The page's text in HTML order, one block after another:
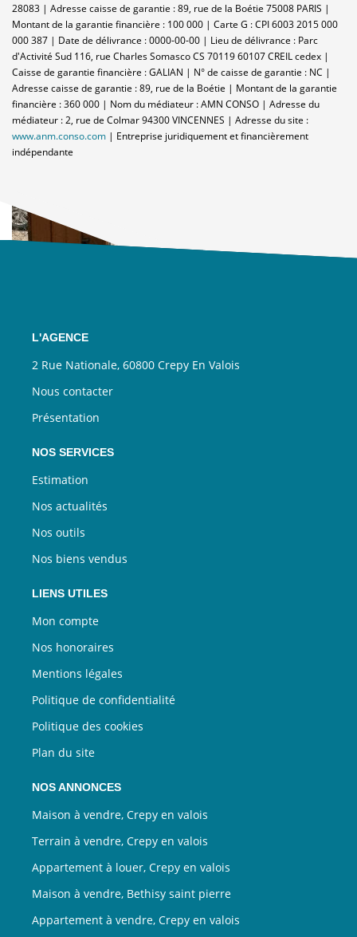
28083 | Adresse caisse de garantie : 89, rue de la Boétie 75008 PARIS |
Montant de la garantie financière : 100 000 | Carte G : CPI 6003 2015 000
000 387 | Date de délivrance : 0000-00-00 | Lieu de délivrance : Parc
d'Activité Sud 116, rue Charles Somasco CS 70119 60107 CREIL cedex |
Caisse de garantie financière : GALIAN | N° de caisse de garantie : NC |
Adresse caisse de garantie : 89, rue de la Boétie | Montant de la garantie
financière : 360 000 | Nom du médiateur : AMN CONSO | Adresse du
médiateur : 2, rue de Colmar 94300 VINCENNES | Adresse du site :
www.anm.conso.com | Entreprise juridiquement et financièrement
indépendante
L'AGENCE
2 Rue Nationale, 60800 Crepy En Valois
Nous contacter
Présentation
NOS SERVICES
Estimation
Nos actualités
Nos outils
Nos biens vendus
LIENS UTILES
Mon compte
Nos honoraires
Mentions légales
Politique de confidentialité
Politique des cookies
Plan du site
NOS ANNONCES
Maison à vendre, Crepy en valois
Terrain à vendre, Crepy en valois
Appartement à louer, Crepy en valois
Maison à vendre, Bethisy saint pierre
Appartement à vendre, Crepy en valois